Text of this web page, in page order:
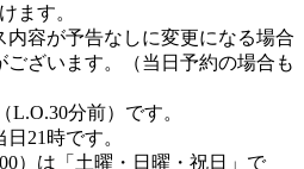
ます。
容が予告なしに変更になる場合
ざいます。（当日予約の場合も
分前）です。
21時です。
）は「土曜・日曜・祝日」で